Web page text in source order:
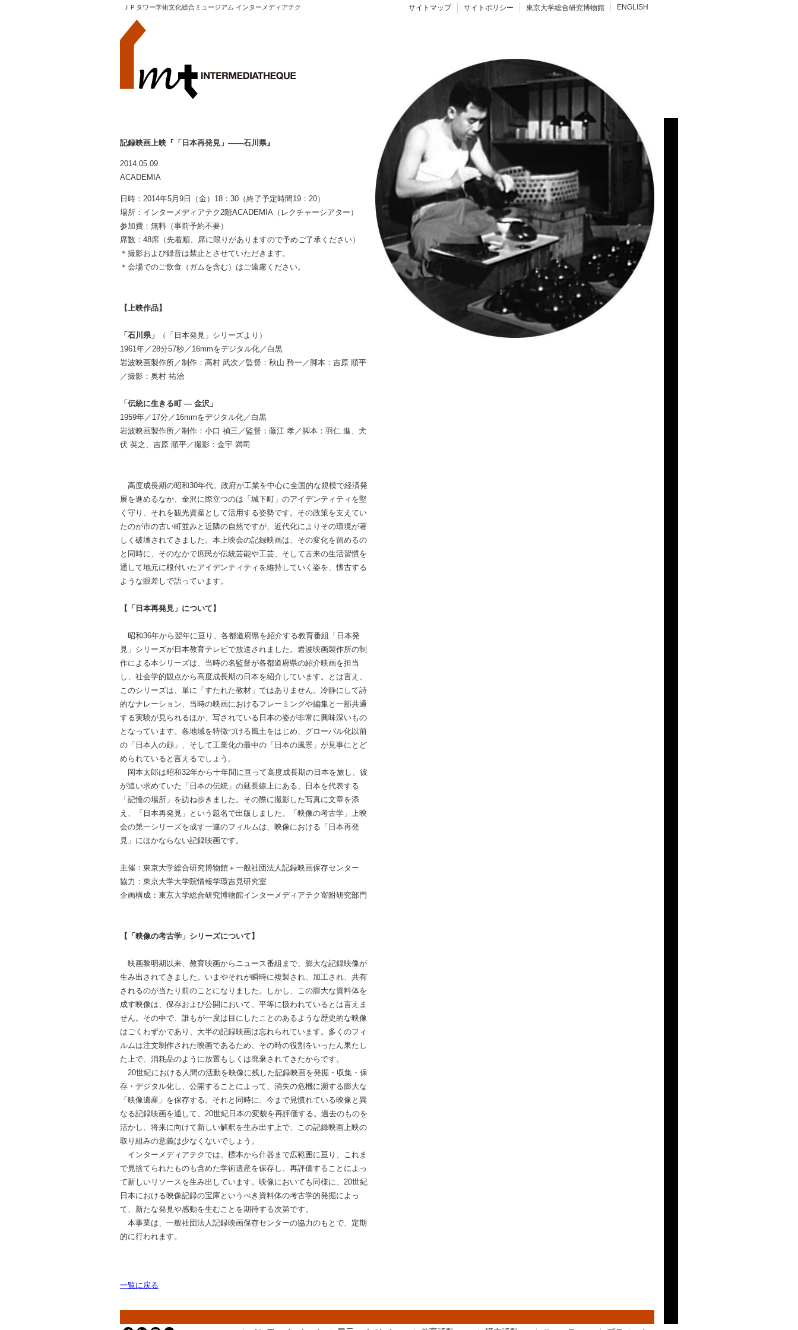
サイトマップ サイトポリシー 東京大学総合研究博物館 ENGLISH
ＪＰタワー学術文化総合ミュージアム インターメディアテク
記録映画上映『「日本再発見」――石川県』
2014.05.09
ACADEMIA
日時：2014年5月9日（金）18：30（終了予定時間19：20）
場所：インターメディアテク2階ACADEMIA（レクチャーシアター）
参加費：無料（事前予約不要）
席数：48席（先着順、席に限りがありますので予めご了承ください）
＊撮影および録音は禁止とさせていただきます。
＊会場でのご飲食（ガムを含む）はご遠慮ください。
【上映作品】
「石川県」
（「日本発見」シリーズより）
1961年／28分57秒／16mmをデジタル化／白黒
岩波映画製作所／制作：高村 武次／監督：秋山 矜一／脚本：吉原 順平
／撮影：奥村 祐治
「伝統に生きる町 — 金沢」
1959年／17分／16mmをデジタル化／白黒
岩波映画製作所／制作：小口 禎三／監督：藤江 孝／脚本：羽仁 進、犬
伏 英之、吉原 順平／撮影：金宇 満司
高度成長期の昭和30年代。政府が工業を中心に全国的な規模で経済発
展を進めるなか、金沢に際立つのは「城下町」のアイデンティティを堅
く守り、それを観光資産として活用する姿勢です。その政策を支えてい
たのが市の古い町並みと近隣の自然ですが、近代化によりその環境が著
しく破壊されてきました。本上映会の記録映画は、その変化を留めるの
と同時に、そのなかで庶民が伝統芸能や工芸、そして古来の生活習慣を
通して地元に根付いたアイデンティティを維持していく姿を、懐古する
ような眼差しで語っています。
【「日本再発見」について】
昭和36年から翌年に亘り、各都道府県を紹介する教育番組「日本発
見」シリーズが日本教育テレビで放送されました。岩波映画製作所の制
作による本シリーズは、当時の名監督が各都道府県の紹介映画を担当
し、社会学的観点から高度成長期の日本を紹介しています。とは言え、
このシリーズは、単に「すたれた教材」ではありません。冷静にして詩
的なナレーション、当時の映画におけるフレーミングや編集と一部共通
する実験が見られるほか、写されている日本の姿が非常に興味深いもの
となっています。各地域を特徴づける風土をはじめ、グローバル化以前
の「日本人の顔」、そして工業化の最中の「日本の風景」が見事にとど
められていると言えるでしょう。
岡本太郎は昭和32年から十年間に亘って高度成長期の日本を旅し、彼
が追い求めていた「日本の伝統」の延長線上にある、日本を代表する
「記憶の場所」を訪ね歩きました。その際に撮影した写真に文章を添
え、「日本再発見」という題名で出版しました。「映像の考古学」上映
会の第一シリーズを成す一連のフィルムは、映像における「日本再発
見」にほかならない記録映画です。
主催：東京大学総合研究博物館＋一般社団法人記録映画保存センター
協力：東京大学大学院情報学環吉見研究室
企画構成：東京大学総合研究博物館インターメディアテク寄附研究部門
【「映像の考古学」シリーズについて】
映画黎明期以来、教育映画からニュース番組まで、膨大な記録映像が
生み出されてきました。いまやそれが瞬時に複製され、加工され、共有
されるのが当たり前のことになりました。しかし、この膨大な資料体を
成す映像は、保存および公開において、平等に扱われているとは言えま
せん。その中で、誰もが一度は目にしたことのあるような歴史的な映像
はごくわずかであり、大半の記録映画は忘れられています。多くのフィ
ルムは注文制作された映画であるため、その時の役割をいったん果たし
た上で、消耗品のように放置もしくは廃棄されてきたからです。
20世紀における人間の活動を映像に残した記録映画を発掘・収集・保
存・デジタル化し、公開することによって、消失の危機に瀕する膨大な
「映像遺産」を保存する。それと同時に、今まで見慣れている映像と異
なる記録映画を通して、20世紀日本の変貌を再評価する。過去のものを
活かし、将来に向けて新しい解釈を生み出す上で、この記録映画上映の
取り組みの意義は少なくないでしょう。
インターメディアテクでは、標本から什器まで広範囲に亘り、これま
で見捨てられたものも含めた学術遺産を保存し、再評価することによっ
て新しいリソースを生み出しています。映像においても同様に、20世紀
日本における映像記録の宝庫というべき資料体の考古学的発掘によっ
て、新たな発見や感動を生むことを期待する次第です。
本事業は、一般社団法人記録映画保存センターの協力のもとで、定期
的に行われます。
一覧に戻る